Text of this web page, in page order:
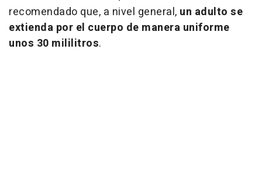
recomendado que, a nivel general, un adulto se
extienda por el cuerpo de manera uniforme
unos 30 mililitros.